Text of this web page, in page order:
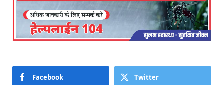
Facebook Twitter